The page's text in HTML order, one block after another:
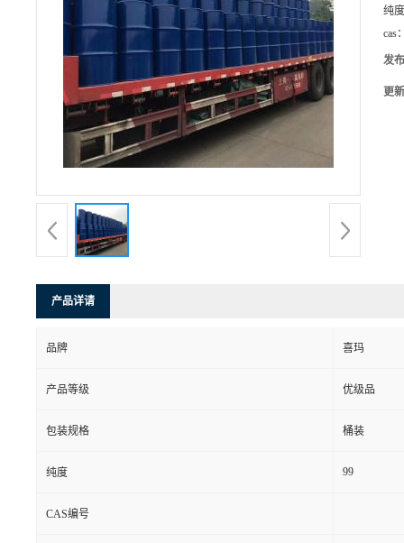
纯
cas
发
更
产品详请
品牌 喜玛
产品等级 优级品
包装规格 桶装
纯度 99
CAS编号